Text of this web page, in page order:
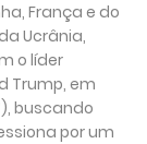
França e do
Ucrânia,
o líder
Trump, em
buscando
por um